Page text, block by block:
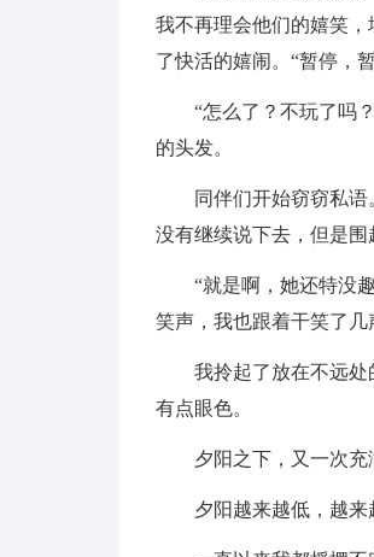
我不再理会他们的嬉笑
了快活的嬉闹。“暂停，
“怎么了？不玩了吗
的头发。
同伴们开始窃窃私
没有继续说下去，但是围
“就是啊，她还特没
笑声，我也跟着干笑了几
我拎起了放在不远处
有点眼色。
夕阳之下，又一次充
夕阳越来越低，越来